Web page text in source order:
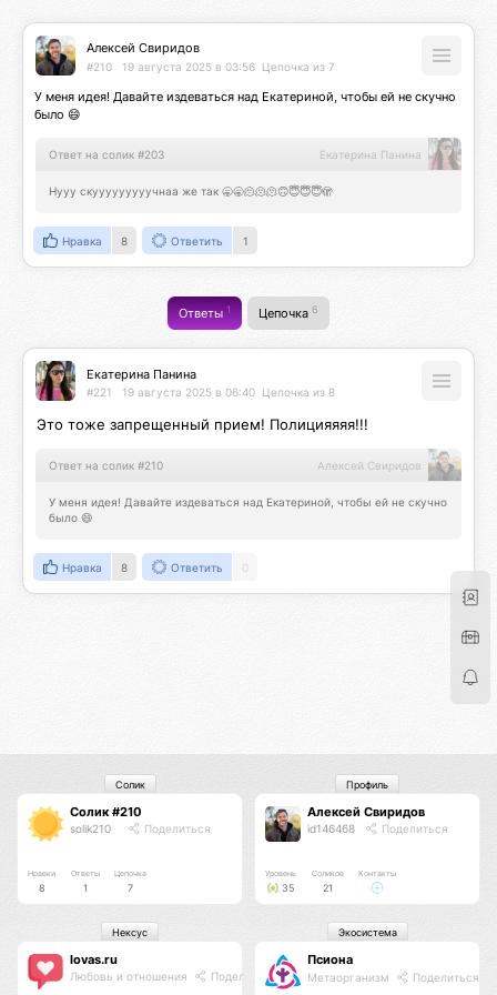
Алексей Свиридов
#210 19 августа 2025 в 03:56 Цепочка из 7
У меня идея! Давайте издеваться над Екатериной, чтобы ей не скучно
было 😄
Ответ на солик #203 Екатерина Панина
Нууу скууууууууучнаа же так 🥱🥱🫠🫠🫠🙃😇😇😇🫣
Нравка 8 Ответить 1
Ответы1 Цепочка6
Екатерина Панина
#221 19 августа 2025 в 06:40 Цепочка из 8
Это тоже запрещенный прием! Полицияяяя!!!
Ответ на солик #210 Алексей Свиридов
У меня идея! Давайте издеваться над Екатериной, чтобы ей не скучно
было 😄
Нравка 8 Ответить 0
Солик #210
solik210 Поделиться
Нравки
8
Ответы
1
Цепочка
7
Солик
Алексей Свиридов
id146468 Поделиться
Уровень
35
Соликов
21
Контакты
Профиль
lovas.ru
Любовь и отношения Поделиться
Нексус
Псиона
Метаорганизм Поделиться
Экосистема